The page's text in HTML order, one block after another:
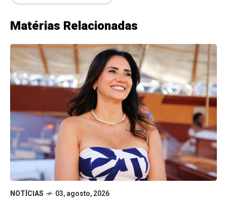
Matérias Relacionadas
NOTÍCIAS 03, agosto, 2026